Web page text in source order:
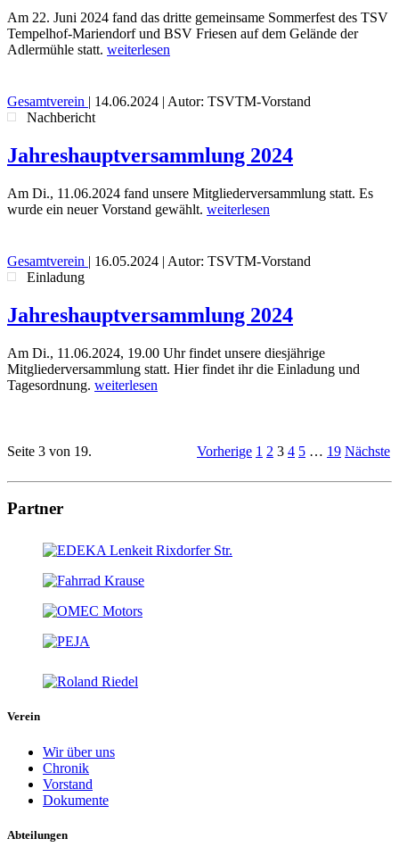
Am 22. Juni 2024 fand das dritte gemeinsame Sommerfest des TSV
Tempelhof-Mariendorf und BSV Friesen auf dem Gelände der
Adlermühle statt. weiterlesen
Gesamtverein | 14.06.2024 | Autor: TSVTM-Vorstand
Nachbericht
Jahreshauptversammlung 2024
Am Di., 11.06.2024 fand unsere Mitgliederversammlung statt. Es
wurde ein neuer Vorstand gewählt. weiterlesen
Gesamtverein | 16.05.2024 | Autor: TSVTM-Vorstand
Einladung
Jahreshauptversammlung 2024
Am Di., 11.06.2024, 19.00 Uhr findet unsere diesjährige
Mitgliederversammlung statt. Hier findet ihr die Einladung und
Tagesordnung. weiterlesen
Seite 3 von 19. Vorherige 1 2 3 4 5 … 19 Nächste
Partner
Verein
Wir über uns
Chronik
Vorstand
Dokumente
Abteilungen